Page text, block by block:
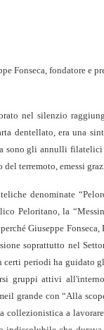
Fonseca, fondatore e
nel silenzio
dentellato, era una
gli annulli filatelici
terremoto, emessi
denominate
Peloritano, la
Giuseppe
soprattutto nel
periodi ha guidato
gruppi attivi
grande con “Alla
collezionistica a